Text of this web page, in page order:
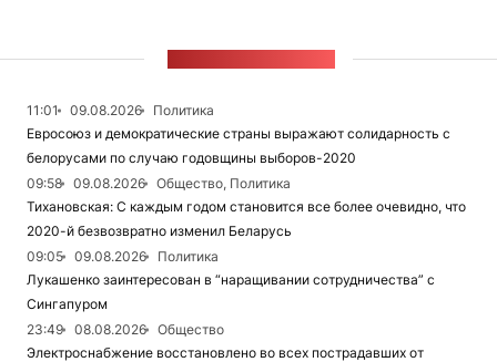
11:01 09.08.2026
Политика
Евросоюз и демократические страны выражают солидарность с
белорусами по случаю годовщины выборов-2020
09:58
09.08.2026
Общество, Политика
Тихановская: С каждым годом становится все более очевидно, что
2020-й безвозвратно изменил Беларусь
09:05
09.08.2026
Политика
Лукашенко заинтересован в “наращивании сотрудничества” с
Сингапуром
23:49
08.08.2026
Общество
Электроснабжение восстановлено во всех пострадавших от